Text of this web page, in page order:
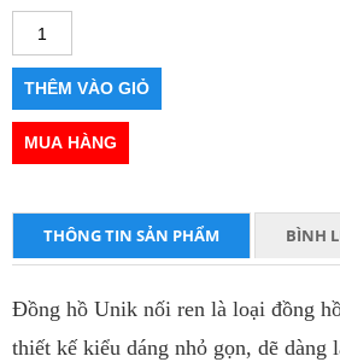
THÔNG TIN SẢN PHẨM BÌNH
Đồng hồ Unik nối ren là loại đồng
thiết kế kiểu dáng nhỏ gọn, dẽ dàng